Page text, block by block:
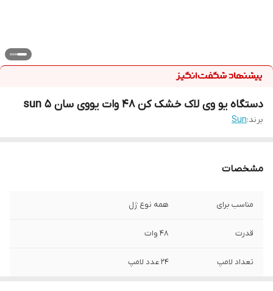
دستگاه یو وی لاک خشک کن 48 وات یووی سان 5 sun
برند:Sun
مشخصات
مناسب برای همه نوع ژل
قدرت 48 وات
تعداد لامپ 24 عدد لامپ